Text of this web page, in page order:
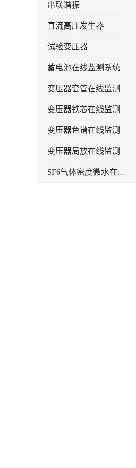
串联谐振
直流高压发生器
试验变压器
蓄电池在线监测系统
变压器套管在线监测
变压器铁芯在线监测
变压器色谱在线监测
变压器局放在线监测
SF6气体密度微水在线监测系统